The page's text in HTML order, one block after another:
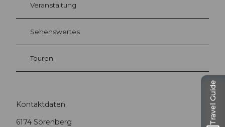
Veranstaltung
Sehenswertes
Touren
Kontaktdaten
6174 Sörenberg Travel Guide